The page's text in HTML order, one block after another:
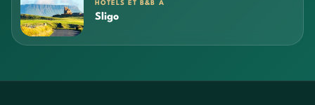
HÔTELS ET B&B À
Sligo